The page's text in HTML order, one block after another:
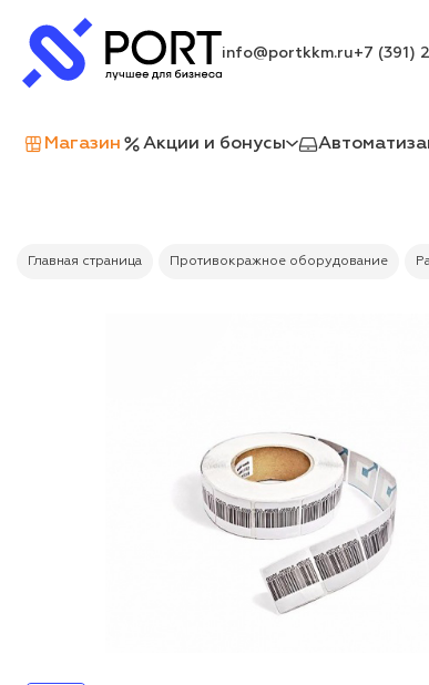
info@portkkm.ru+7 (391)
Магазин Акции и бонусы
Главная страница Противокражное оборудование